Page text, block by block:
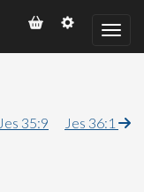
Jes 35:9
Jes 36:1